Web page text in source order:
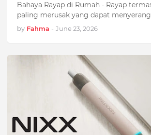
Bahaya Rayap di Rumah - Rayap
paling merusak yang dapat
by Fahma - June 23, 2026